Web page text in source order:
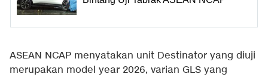
ASEAN NCAP menyatakan unit Destinator yang diuji
merupakan model year 2026, varian GLS yang